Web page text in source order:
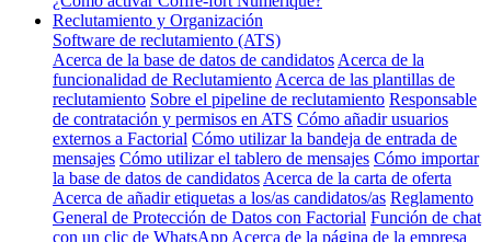
Reclutamiento y Organización
Software de reclutamiento (ATS)
Acerca de la base de datos de candidatos Acerca de la
funcionalidad de Reclutamiento Acerca de las plantillas de
reclutamiento Sobre el pipeline de reclutamiento Responsable
de contratación y permisos en ATS Cómo añadir usuarios
externos a Factorial Cómo utilizar la bandeja de entrada de
mensajes Cómo utilizar el tablero de mensajes Cómo importar
la base de datos de candidatos Acerca de la carta de oferta
Acerca de añadir etiquetas a los/as candidatos/as Reglamento
General de Protección de Datos con Factorial Función de chat
con un clic de WhatsApp Acerca de la página de la empresa